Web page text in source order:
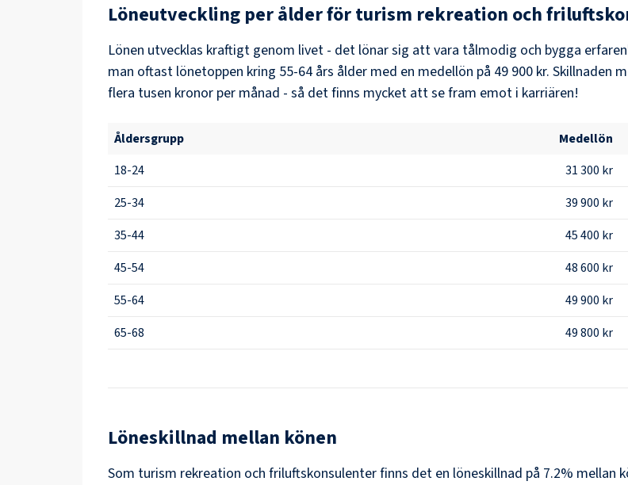
Löneutveckling per ålder förturism rekreation och
Lönen utvecklas kraftigt genom livet - det lönar sig att vara tålmodig och bygga
man oftast lönetoppen kring 55-64 års ålder med en medellön på 49 900 kr. Skillnaden
flera tusen kronor per månad - så det finns mycket att se fram emot i karriären!
Åldersgrupp Medellön
18-24
31 300 kr
25-34
39 900 kr
35-44
45 400 kr
45-54
48 600 kr
55-64
49 900 kr
65-68
49 800 kr
Löneskillnad mellan könen
Som turism rekreation och friluftskonsulenterfinns det en löneskillnad på 7.2% mellan